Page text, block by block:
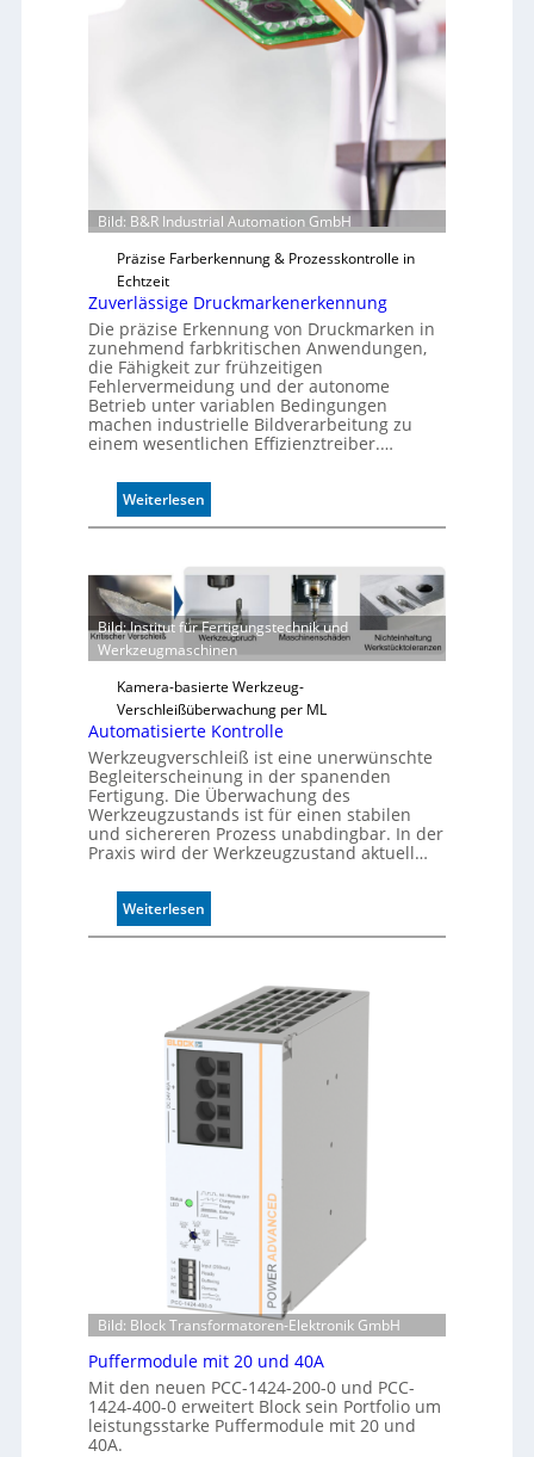
Bild: B&R Industrial Automation GmbH
Präzise Farberkennung & Prozesskontrolle in
Echtzeit
Zuverlässige Druckmarkenerkennung
Die präzise Erkennung von Druckmarken in
zunehmend farbkritischen Anwendungen,
die Fähigkeit zur frühzeitigen
Fehlervermeidung und der autonome
Betrieb unter variablen Bedingungen
machen industrielle Bildverarbeitung zu
einem wesentlichen Effizienztreiber.…
Weiterlesen:
Z
v
e
r
l
ä
i
g
e
D
r
u
c
m
a
n
e
r
k
e
n
n
g
Bild: Institut für Fertigungstechnik und
Werkzeugmaschinen
Kamera-basierte Werkzeug-
Verschleißüberwachung per ML
Automatisierte Kontrolle
Werkzeugverschleiß ist eine unerwünschte
Begleiterscheinung in der spanenden
Fertigung. Die Überwachung des
Werkzeugzustands ist für einen stabilen
und sichereren Prozess unabdingbar. In der
Praxis wird der Werkzeugzustand aktuell…
Weiterlesen:
A
m
a
t
s
t
e
K
o
n
t
r
o
l
l
e
Bild: Block Transformatoren-Elektronik GmbH
Puffermodule mit 20 und 40A
Mit den neuen PCC-1424-200-0 und PCC-
1424-400-0 erweitert Block sein Portfolio um
leistungsstarke Puffermodule mit 20 und
40A.